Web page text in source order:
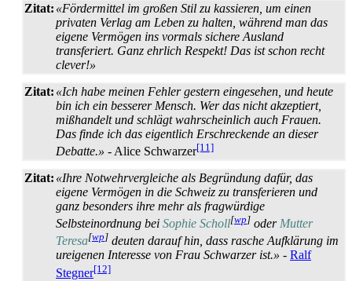
Zitat: «Fördermittel im großen Stil zu kassieren, um einen
privaten Verlag am Leben zu halten, während man das
eigene Vermögen ins vormals sichere Ausland
transferiert. Ganz ehrlich Respekt! Das ist schon recht
clever!»
Zitat: «Ich habe meinen Fehler gestern eingesehen, und heute
bin ich ein besserer Mensch. Wer das nicht akzeptiert,
mißhandelt und schlägt wahrscheinlich auch Frauen.
Das finde ich das eigentlich Erschreckende an dieser
Debatte.» - Alice Schwarzer[11]
Zitat: «Ihre Notwehrvergleiche als Begründung dafür, das
eigene Vermögen in die Schweiz zu transferieren und
ganz besonders ihre mehr als fragwürdige
Selbsteinordnung bei Sophie Scholl[wp] oder Mutter
Teresa[wp] deuten darauf hin, dass rasche Aufklärung im
ureigenen Interesse von Frau Schwarzer ist.» - Ralf
Stegner[12]